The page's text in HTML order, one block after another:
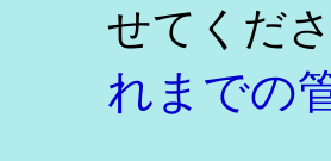
せてくださ
れまでの